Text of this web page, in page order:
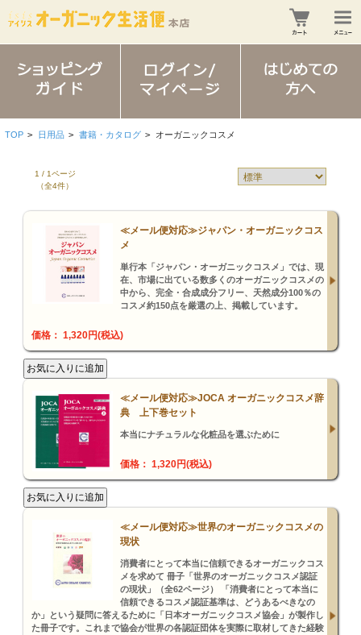
TOP > 日用品 > 書籍・カタログ > オーガニックコスメ
1 / 1ページ
（全4件）
≪メール便対応≫ジャパン・オーガニックコス
メ
単行本「ジャパン・オーガニックコスメ」では、現
在、市場に出ている数多くのオーガニックコスメの
中から、完全・合成成分フリー、天然成分100％の
コスメ約150点を厳選の上、掲載しています。
価格： 1,320円(税込)
≪メール便対応≫JOCA オーガニックコスメ辞
典 上下巻セット
本当にナチュラルな化粧品を選ぶために
価格： 1,320円(税込)
≪メール便対応≫世界のオーガニックコスメの
現状
消費者にとって本当に信頼できるオーガニックコス
メを求めて 冊子「世界のオーガニックコスメ認証
の現状」（全62ページ） 「消費者にとって本当に
信頼できるコスメ認証基準は、どうあるべきなの
か」という疑問に答えるために「日本オーガニックコスメ協会」が製作し
た冊子です。これまで協会が世界の各認証団体を実際に取材してきた経験